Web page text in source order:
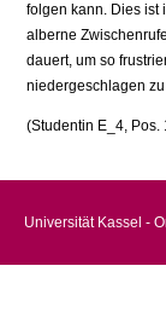
folgen kann. Dies ist
alberne
dauert, um so
niedergeschlagen zu
(Studentin E_4, Pos.
Universität Kassel -